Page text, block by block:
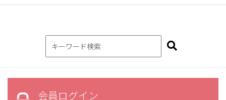
会員ログイン